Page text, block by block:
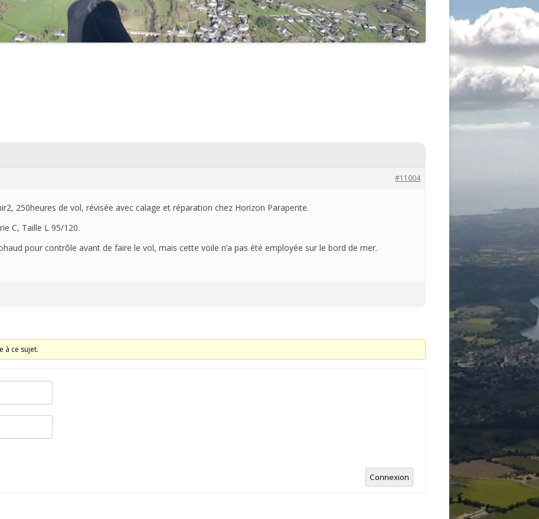
2013
#11004
250heures de vol, révisée avec calage et réparation chez Horizon Parapente.
C, Taille L 95/120.
pour contrôle avant de faire le vol, mais cette voile n’a pas été employée sur le bord de mer.
à ce sujet.
Connexion